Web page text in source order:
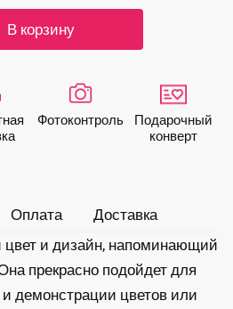
В корзину
Фото­контроль
Подарочный
конверт
Оплата
Доставка
цвет и дизайн, напоминающий
прекрасно подойдет для
демонстрации цветов или